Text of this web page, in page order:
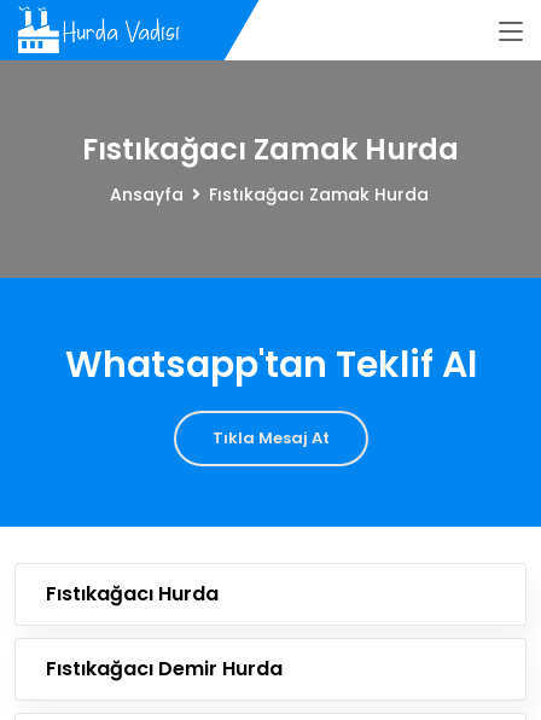
Fıstıkağacı Zamak Hurda
Ansayfa Fıstıkağacı Zamak Hurda
Whatsapp'tan Teklif Al
Tıkla Mesaj At
Fıstıkağacı Hurda
Fıstıkağacı Demir Hurda